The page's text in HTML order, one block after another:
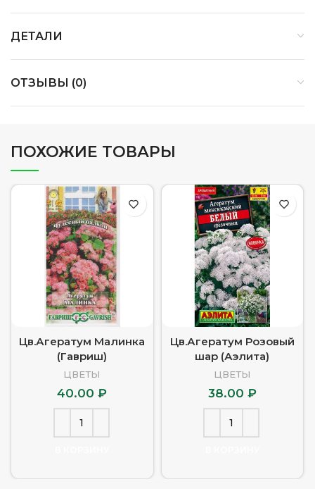
ДЕТАЛИ
ОТЗЫВЫ (0)
ПОХОЖИЕ ТОВАРЫ
Цв.Агератум Малинка
(Гавриш)
ЦВЕТЫ
40.00₽
Цв.Агератум Розовый
шар (Аэлита)
ЦВЕТЫ
38.00 ₽